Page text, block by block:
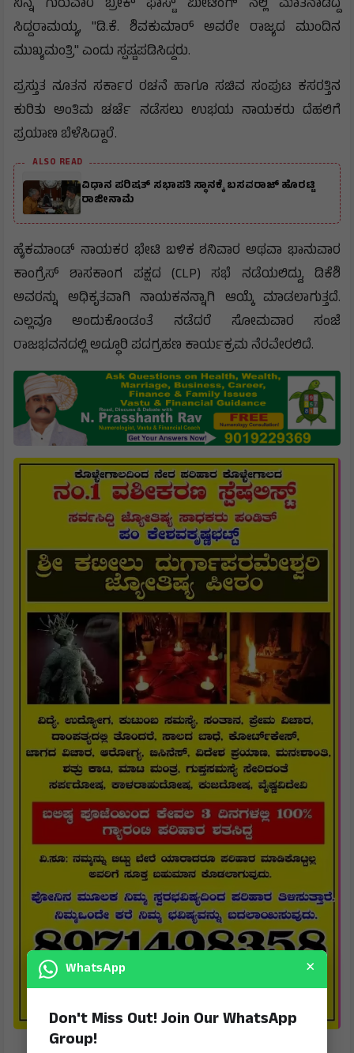
ನಿನ್ನೆ ಗುರುವಾರ ಬ್ರೇಕ್ ಫಾಸ್ಟ್ ಮೀಟಿಂಗ್ ನಲ್ಲಿ ಮಾತನಾಡಿದ್ದ
ಸಿದ್ದರಾಮಯ್ಯ, "ಡಿ.ಕೆ. ಶಿವಕುಮಾರ್ ಅವರೇ ರಾಜ್ಯದ ಮುಂದಿನ
ಮುಖ್ಯಮಂತ್ರಿ" ಎಂದು ಸ್ಪಷ್ಟಪಡಿಸಿದ್ದರು.
ಪ್ರಸ್ತುತ ನೂತನ ಸರ್ಕಾರ ರಚನೆ ಹಾಗೂ ಸಚಿವ ಸಂಪುಟ ಕಸರತ್ತಿನ
ಕುರಿತು ಅಂತಿಮ ಚರ್ಚೆ ನಡೆಸಲು ಉಭಯ ನಾಯಕರು ದೆಹಲಿಗೆ
ಪ್ರಯಾಣ ಬೆಳೆಸಿದ್ದಾರೆ.
ALSO READ
ವಿಧಾನ ಪರಿಷತ್ ಸಭಾಪತಿ ಸ್ಥಾನಕ್ಕೆ ಬಸವರಾಜ್ ಹೊರಟ್ಟಿ
ರಾಜೀನಾಮೆ
ಹೈಕಮಾಂಡ್ ನಾಯಕರ ಭೇಟಿ ಬಳಿಕ ಶನಿವಾರ ಅಥವಾ ಭಾನುವಾರ
ಕಾಂಗ್ರೆಸ್ ಶಾಸಕಾಂಗ ಪಕ್ಷದ (CLP) ಸಭೆ ನಡೆಯಲಿದ್ದು, ಡಿಕೆಶಿ
ಅವರನ್ನು ಅಧಿಕೃತವಾಗಿ ನಾಯಕನನ್ನಾಗಿ ಆಯ್ಕೆ ಮಾಡಲಾಗುತ್ತದೆ.
ಎಲ್ಲವೂ ಅಂದುಕೊಂಡಂತೆ ನಡೆದರೆ ಸೋಮವಾರ ಸಂಜೆ
ರಾಜಭವನದಲ್ಲಿ ಅದ್ಧೂರಿ ಪದಗ್ರಹಣ ಕಾರ್ಯಕ್ರಮ ನೆರವೇರಲಿದೆ.
WhatsApp ×
Don't Miss Out! Join Our WhatsApp
Group!